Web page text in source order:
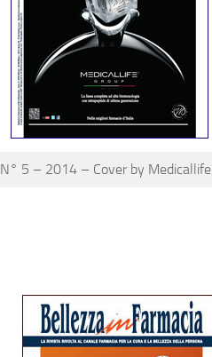
N° 5 – 2014 – Cover by Medicallife